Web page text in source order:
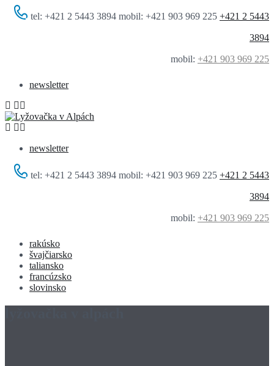
tel: +421 2 5443 3894 mobil: +421 903 969 225 +421 2 5443
3894
mobil: +421 903 969 225
newsletter
newsletter
tel: +421 2 5443 3894 mobil: +421 903 969 225 +421 2 5443
3894
mobil: +421 903 969 225
rakúsko
švajčiarsko
taliansko
francúzsko
slovinsko